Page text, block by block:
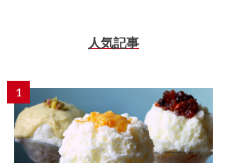
人気記事
1